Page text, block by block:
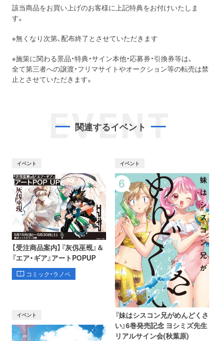
該当商品をお買い上げのお客様に上記特典をお付けいたしま
す。
※無くなり次第、配布終了とさせていただきます
※施策に関わる景品・特典・サイン本他・応募券・引換券等は、
全て第三者への譲渡・フリマサイトやオークション等の転売は禁
止とさせていただきます。
EVENT
関連するイベント
イベント
【受注商品案内】『灰仭巫覡』＆
『エア・ギア』アートPOPUP
コミック・ラノベ
イベント
『妹はシスコン兄がめんどくさ
い』6巻発売記念 ヨシミズ先生
リアルサイン会(秋葉原)
イベント